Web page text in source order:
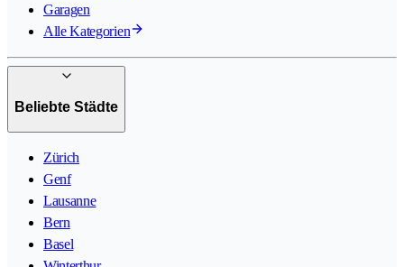
Garagen
Alle Kategorien
Beliebte Städte
Zürich
Genf
Lausanne
Bern
Basel